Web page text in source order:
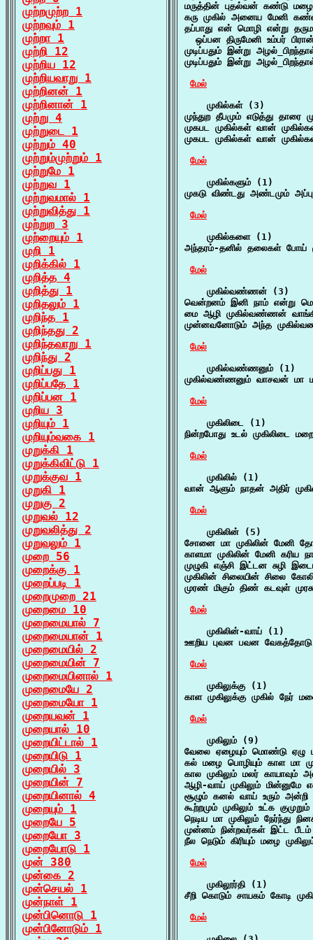
முற்றமுற்ற 1
முற்றவும் 1
முற்றா 1
முற்றி 12
முற்றிய 12
முற்றியவாறு 1
முற்றினன் 1
முற்றினான் 1
முற்று 4
முற்றுடை 1
முற்றும் 40
முற்றும்முற்றும் 1
முற்றுமே 1
முற்றுவ 1
முற்றுவமால் 1
முற்றுவித்து 1
முற்றுற 3
முற்றையும் 1
முறி 1
முறிக்கில் 1
முறித்த 4
முறித்து 1
முறிதலும் 1
முறிந்த 1
முறிந்தது 2
முறிந்தவாறு 1
முறிந்து 2
முறிப்பது 1
முறிப்பதே 1
முறிப்பன 1
முறிய 3
முறியும் 1
முறியும்வகை 1
முறுக்கி 1
முறுக்கிவிட்டு 1
முறுக்குவ 1
முறுகி 1
முறுகு 2
முறுவல் 12
முறுவலித்து 2
முறுவலும் 1
முறை 56
முறைக்கு 1
முறைப்படி 1
முறைமுறை 21
முறைமை 10
முறைமையால் 7
முறைமையான் 1
முறைமையில் 2
முறைமையின் 7
முறைமையினால் 1
முறைமையே 2
முறைமையோ 1
முறையவன் 1
முறையால் 10
முறையிட்டால் 1
முறையிடு 1
முறையில் 3
முறையின் 7
முறையினால் 4
முறையும் 1
முறையே 5
முறையோ 3
முறையோடு 1
முன் 380
முன்கை 2
முன்செயல் 1
முன்நாள் 1
முன்பினொடு 1
முன்பினோடும் 1
மருத்தின் புதல்வன் கண்டு
கரு முகில் அனைய மேனி
தப்பாது என் மொழி என்று
ஒப்பன திருமேனி உம்பர்
முடிப்பதும் இன்று
முடிப்பதும் இன்று
மேல்
    முகில்கள் (3)
முந்துற தீபமும் எடுத்து
முகபட முகில்கள் வான்
முகபட முகில்கள் வான்
மேல்
    முகில்களும் (1)
முகடு விண்டது அண்டமும்
மேல்
    முகில்களை (1)
அந்தரம்-தனில் தலைகள் போய்
மேல்
    முகில்வண்ணன் (3)
வென்றனம் இனி நாம் என்று
மை ஆழி முகில்வண்ணன்
முன்னவனோடும் அந்த
மேல்
    முகில்வண்ணனும் (1)
முகில்வண்ணனும் வாசவன் மா
மேல்
    முகிலிடை (1)
நின்றபோது உடல் முகிலிடை
மேல்
    முகிலில் (1)
வான் ஆளும் நாதன் அதிர்
மேல்
    முகிலின் (5)
சோனை மா முகிலின் மேனி
காளமா முகிலின் மேனி கரிய
முழுகி எஞ்சி இட்டன சுழி
முகிலின் சிலையின் சிலை
முரண் மிகும் திண் கடவுள்
மேல்
    முகிலின்-வாய் (1)
ஊறிய புவன பவன வேகத்தோடு
மேல்
    முகிலுக்கு (1)
காள முகிலுக்கு முகில் நேர்
மேல்
    முகிலும் (9)
வேலை ஏழையும் மொண்டு ஏழு
கல் மழை பொழியும் காள மா
கால முகிலும் மலர் காயாவும்
ஆழி-வாய் முகிலும்
சூழும் கனல் வாய் உரும் அன்றி
கூற்றமும் முகிலும் உட்க
நெடிய மா முகிலும் நேர்ந்து
முன்னம் நின்றவர்கள் இட்ட பீடம்
நீல நெடும் கிரியும் மழை
மேல்
    முகிலூர்தி (1)
சீறி கொடும் சாயகம் கோடி
மேல்